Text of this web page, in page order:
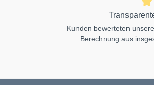
Kunden bewerteten
Berechnung aus